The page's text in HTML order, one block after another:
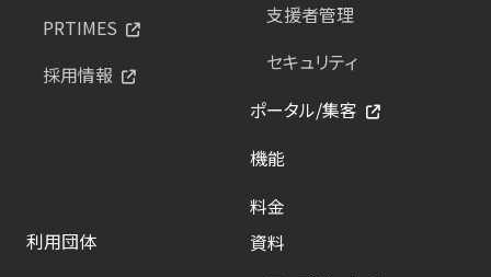
PRTIMES
採用情報
支援者管理
セキュリティ
ポータル/集客
機能
料金
利用団体
資料